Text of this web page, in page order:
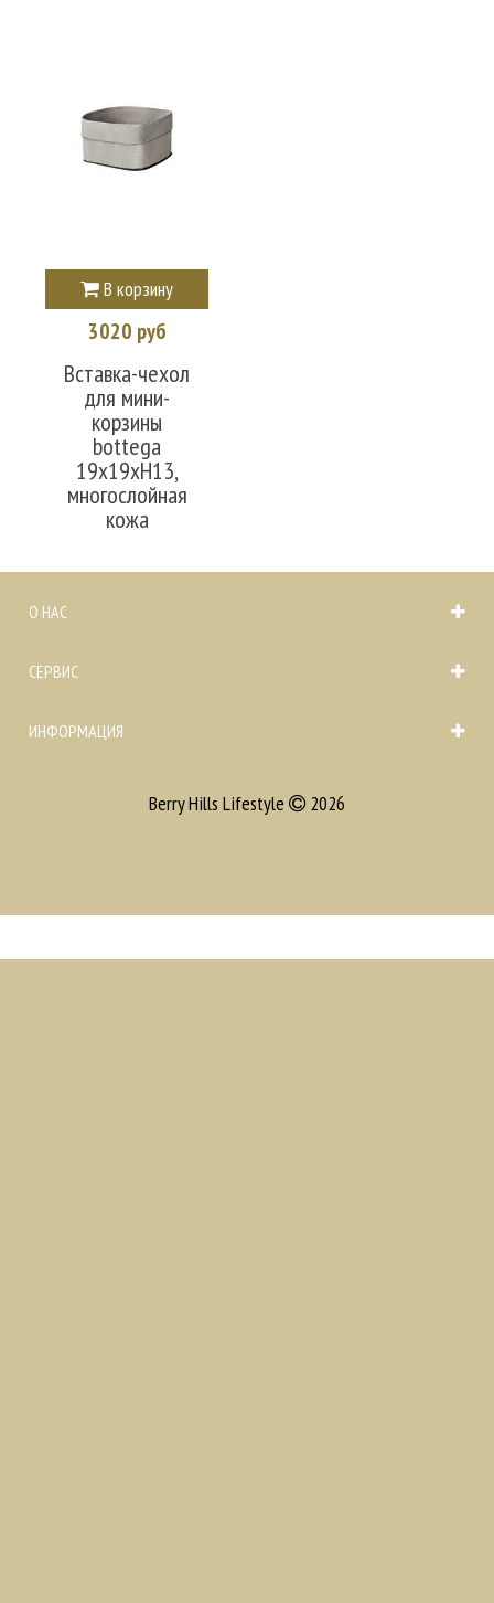
В корзину
3020 руб
Вставка-чехол
для мини-
корзины
bottega
19x19xH13,
многослойная
кожа
О НАС
СЕРВИС
ИНФОРМАЦИЯ
Berry Hills Lifestyle 2026